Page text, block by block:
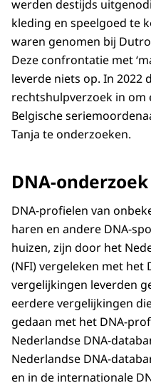
werden destijds
kleding en speelgoed te
waren genomen bij
Deze confrontatie met
leverde niets op. In 2022
rechtshulpverzoek in om
Belgische
Tanja te onderzoeken.
DNA-onderzoek
DNA-profielen van
haren en andere DNA-
huizen, zijn door het
(NFI) vergeleken met het
vergelijkingen leverden
eerdere vergelijkingen
gedaan met het DNA-
Nederlandse DNA-
Nederlandse DNA-
en in de internationale